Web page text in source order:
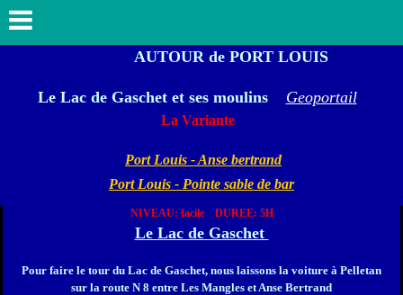
AUTOUR dePORT LOUIS
Le Lac de Gaschet et ses moulins Geoportail
La Variante
Port Louis - Anse bertrand
Port Louis - Pointe sable de bar
NIVEAU: facile DUREE: 5H
Le Lac de Gaschet
Pour faire le tour du Lac de Gaschet, nous laissons la voiture à Pelletan
sur la route N 8 entre Les Mangles et Anse Bertrand